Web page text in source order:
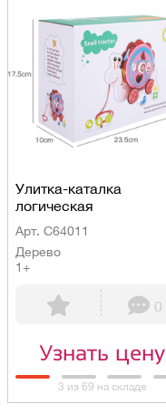
Улитка-каталка
логическая
Арт. C64011
Дерево
1+
0
Узнать цену
3 из 69 на складе